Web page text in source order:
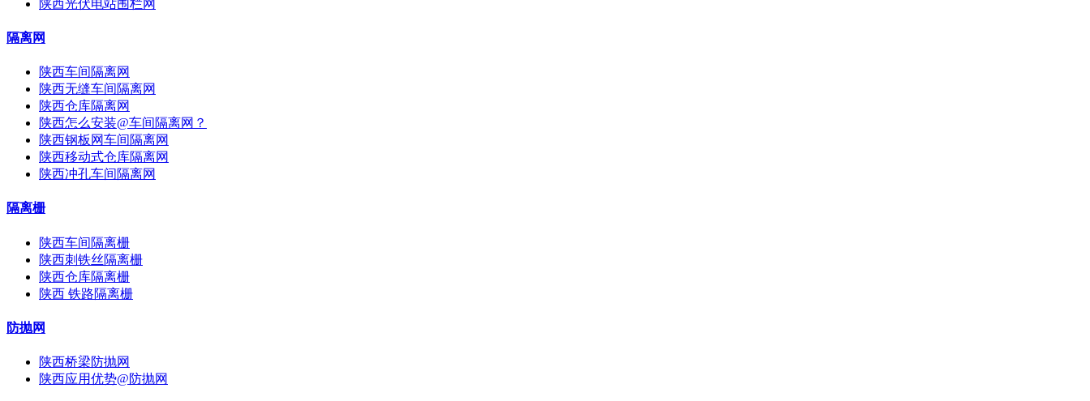
陕西光伏电站围栏网
隔离网
陕西车间隔离网
陕西无缝车间隔离网
陕西仓库隔离网
陕西怎么安装@车间隔离网？
陕西钢板网车间隔离网
陕西移动式仓库隔离网
陕西冲孔车间隔离网
隔离栅
陕西车间隔离栅
陕西刺铁丝隔离栅
陕西仓库隔离栅
陕西 铁路隔离栅
防抛网
陕西桥梁防抛网
陕西应用优势@防抛网